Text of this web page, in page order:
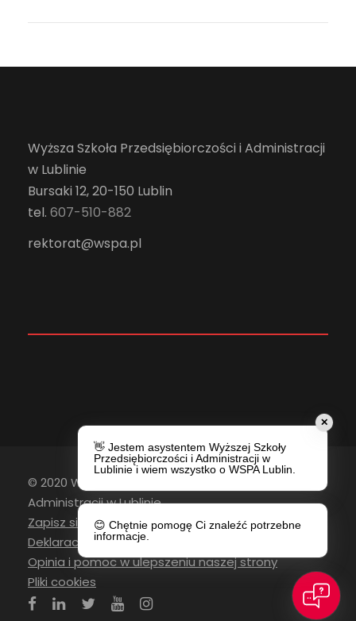
Wyższa Szkoła Przedsiębiorczości i Administracji
w Lublinie
Bursaki 12, 20-150 Lublin
tel. 607-510-882
rektorat@wspa.pl
© 2020 Wyższa Szkoła Przedsiębiorczości i
Administracji w Lublinie
Zapisz się do newslettera
Deklaracja Dostępności
Opinia i pomoc w ulepszeniu naszej strony
Pliki cookies
✕
👋 Jestem asystentem Wyższej Szkoły
Przedsiębiorczości i Administracji w
Lublinie i wiem wszystko o WSPA Lublin.
😊 Chętnie pomogę Ci znaleźć potrzebne
informacje.